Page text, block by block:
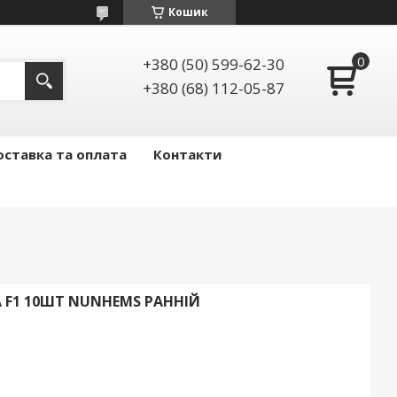
Кошик
+380 (50) 599-62-30
+380 (68) 112-05-87
та оплата
Контакти
10ШТ NUNHEMS РАННІЙ